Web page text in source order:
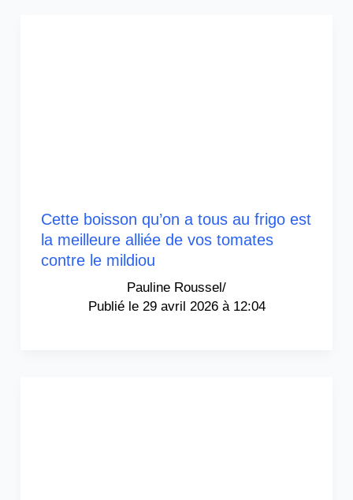
Cette boisson qu’on a tous au frigo est
la meilleure alliée de vos tomates
contre le mildiou
Pauline Roussel/
29 avril 2026 à 12:04